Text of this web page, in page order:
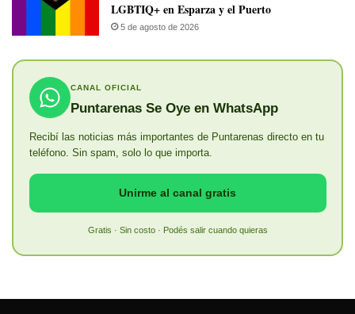
LGBTIQ+ en Esparza y el Puerto
5 de agosto de 2026
CANAL OFICIAL
Puntarenas Se Oye en WhatsApp
Recibí las noticias más importantes de Puntarenas directo en tu
teléfono. Sin spam, solo lo que importa.
Unirme al canal gratis
Gratis · Sin costo · Podés salir cuando quieras